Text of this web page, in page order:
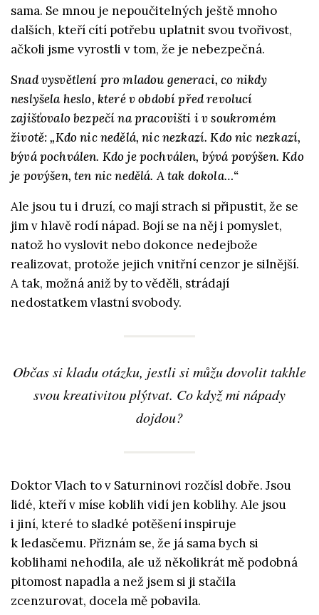
sama. Se mnou je nepoučitelných ještě mnoho
dalších, kteří cítí potřebu uplatnit svou tvořivost,
ačkoli jsme vyrostli v tom, že je nebezpečná.
Snad vysvětlení pro mladou generaci, co nikdy
neslyšela heslo, které v období před revolucí
zajišťovalo bezpečí na pracovišti i v soukromém
životě: „Kdo nic nedělá, nic nezkazí. Kdo nic nezkazí,
bývá pochválen. Kdo je pochválen, bývá povýšen. Kdo
je povýšen, ten nic nedělá. A tak dokola…“
Ale jsou tu i druzí, co mají strach si připustit, že se
jim v hlavě rodí nápad. Bojí se na něj i pomyslet,
natož ho vyslovit nebo dokonce nedejbože
realizovat, protože jejich vnitřní cenzor je silnější.
A tak, možná aniž by to věděli, strádají
nedostatkem vlastní svobody.
Občas si kladu otázku, jestli si můžu dovolit takhle
svou kreativitou plýtvat. Co když mi nápady
dojdou?
Doktor Vlach to v Saturninovi rozčísl dobře. Jsou
lidé, kteří v míse koblih vidí jen koblihy. Ale jsou
i jiní, které to sladké potěšení inspiruje
k ledasčemu. Přiznám se, že já sama bych si
koblihami nehodila, ale už několikrát mě podobná
pitomost napadla a než jsem si ji stačila
zcenzurovat, docela mě pobavila.